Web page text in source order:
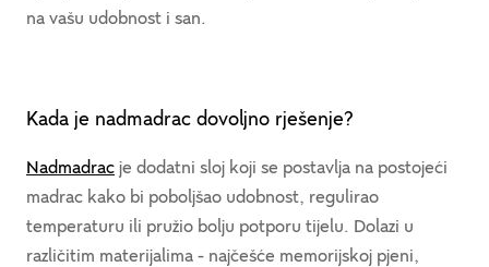
na vašu udobnost i san.
Kada je nadmadrac dovoljno rješenje?
Nadmadrac je dodatni sloj koji se postavlja na postojeći
madrac kako bi poboljšao udobnost, regulirao
temperaturu ili pružio bolju potporu tijelu. Dolazi u
različitim materijalima - najčešće memorijskoj pjeni,